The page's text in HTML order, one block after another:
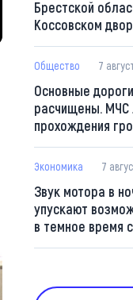
Брестской
Коссовском
Общество 7
Основные
расчищены. МЧС
прохождения
Экономика 7
Звук мотора в
упускают
в темное время